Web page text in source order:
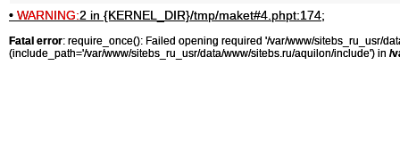
• WARNING:2 in {KERNEL_DIR}/tmp/maket#4.phpt:174;
Fatal error: require_once(): Failed opening required '/var/www/sitebs_ru_usr/
(include_path='/var/www/sitebs_ru_usr/data/www/sitebs.ru/aquilon/include') in /